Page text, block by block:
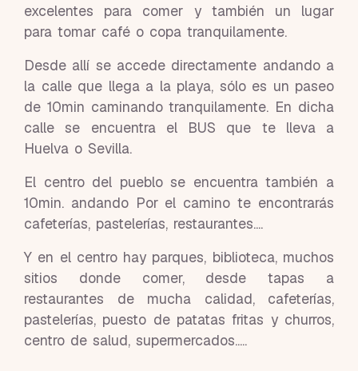
excelentes para comer y también un lugar
para tomar café o copa tranquilamente.
Desde allí se accede directamente andando a
la calle que llega a la playa, sólo es un paseo
de 10min caminando tranquilamente. En dicha
calle se encuentra el BUS que te lleva a
Huelva o Sevilla.
El centro del pueblo se encuentra también a
10min. andando Por el camino te encontrarás
cafeterías, pastelerías, restaurantes....
Y en el centro hay parques, biblioteca, muchos
sitios donde comer, desde tapas a
restaurantes de mucha calidad, cafeterías,
pastelerías, puesto de patatas fritas y churros,
centro de salud, supermercados.....